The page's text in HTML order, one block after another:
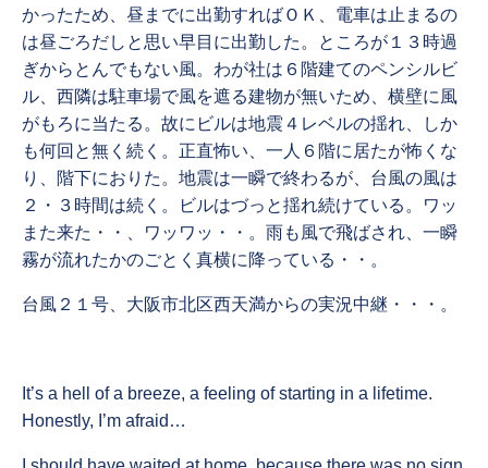
かったため、昼までに出勤すればＯＫ、電車は止まるの
は昼ごろだしと思い早目に出勤した。ところが１３時過
ぎからとんでもない風。わが社は６階建てのペンシルビ
ル、西隣は駐車場で風を遮る建物が無いため、横壁に風
がもろに当たる。故にビルは地震４レベルの揺れ、しか
も何回と無く続く。正直怖い、一人６階に居たが怖くな
り、階下におりた。地震は一瞬で終わるが、台風の風は
２・３時間は続く。ビルはづっと揺れ続けている。ワッ
また来た・・、ワッワッ・・。雨も風で飛ばされ、一瞬
霧が流れたかのごとく真横に降っている・・。
台風２１号、大阪市北区西天満からの実況中継・・・。
It’s a hell of a breeze, a feeling of starting in a lifetime.
Honestly, I’m afraid…